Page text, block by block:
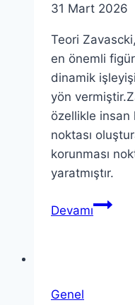
31 Mart 2026
Teori
en önemli
dinamik
yön
özellikle insan
noktası
korunması
yaratmıştır.
DevamıTeori
Genel